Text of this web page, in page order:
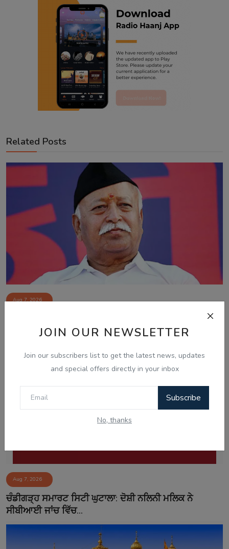
JOIN OUR NEWSLETTER
Join our subscribers list to get the latest news, updates
and special offers directly in your inbox
Subscribe
No, thanks
Related Posts
Aug 7, 2026
Gen-Z ਸਾਡੀ ਪੀੜ੍ਹੀ ਨਾਲੋਂ ਵੱਧ ਇਮਾਨਦਾਰ ਅਤੇ ਦੇਸ਼ ਭਗਤ: ਮੋਹਨ
ਭਾਗਵਤ ਦਾ ...
Aug 7, 2026
ਚੰਡੀਗੜ੍ਹ ਸਮਾਰਟ ਸਿਟੀ ਘੁਟਾਲਾ: ਦੋਸ਼ੀ ਨਲਿਨੀ ਮਲਿਕ ਨੇ
ਸੀਬੀਆਈ ਜਾਂਚ ਵਿੱਚ...